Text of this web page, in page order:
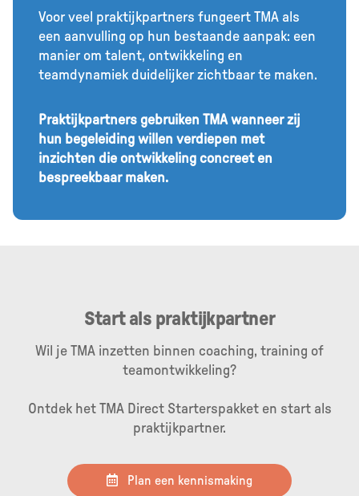
Voor veel praktijkpartners fungeert TMA als
een aanvulling op hun bestaande aanpak: een
manier om talent, ontwikkeling en
teamdynamiek duidelijker zichtbaar te maken.
Praktijkpartners gebruiken TMA wanneer zij
hun begeleiding willen verdiepen met
inzichten die ontwikkeling concreet en
bespreekbaar maken.
Start als praktijkpartner
Wil je TMA inzetten binnen coaching, training of
teamontwikkeling?
Ontdek het TMA Direct Starterspakket en start als
praktijkpartner.
Plan een kennismaking